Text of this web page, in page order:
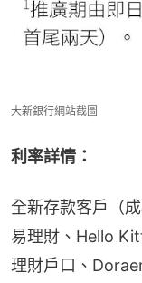
大新銀行網站截圖
利率詳情：
全新存款客戶（
易理財、Hello
理財戶口、